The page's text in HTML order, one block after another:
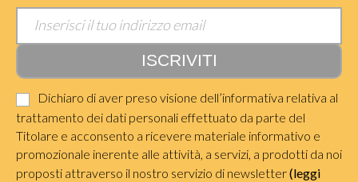
Dichiaro di aver preso visione dell’informativa relativa al
trattamento dei dati personali effettuato da parte del
Titolare e acconsento a ricevere materiale informativo e
promozionale inerente alle attività, a servizi, a prodotti da noi
proposti attraverso il nostro servizio di newsletter(leggi